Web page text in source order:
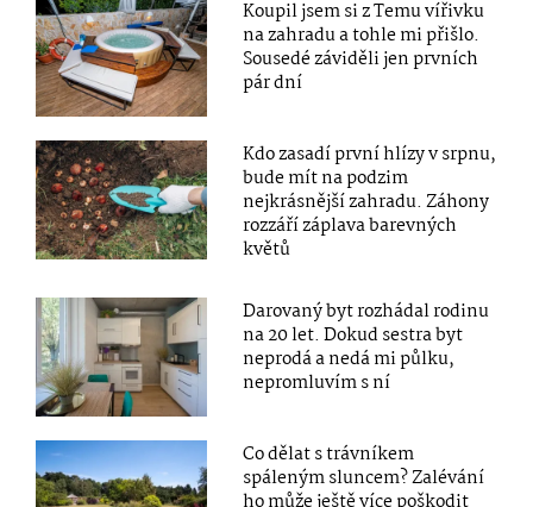
Koupil jsem si z Temu vířivku
na zahradu a tohle mi přišlo.
Sousedé záviděli jen prvních
pár dní
Kdo zasadí první hlízy v srpnu,
bude mít na podzim
nejkrásnější zahradu. Záhony
rozzáří záplava barevných
květů
Darovaný byt rozhádal rodinu
na 20 let. Dokud sestra byt
neprodá a nedá mi půlku,
nepromluvím s ní
Co dělat s trávníkem
spáleným sluncem? Zalévání